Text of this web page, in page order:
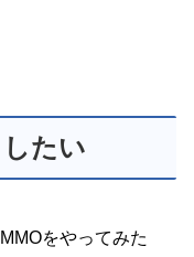
たい
をやってみた